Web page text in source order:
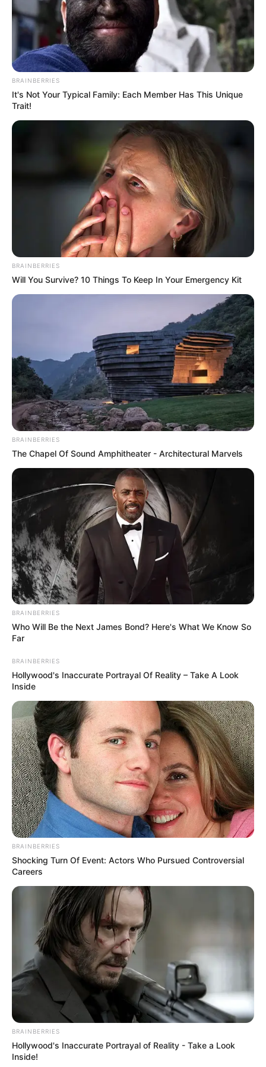
100% Quinté le Direct Course de
CanalTurf
Analyse et Pronostic détaillés du Tiercé Quarté
L’accès au site est 100% gratuit, merci de nous
soutenir avec un petit clic sur un des boutons.
BRAINBERRIES
It's Not Your Typical Family: Each Member Has This Unique
Trait!
BRAINBERRIES
Will You Survive? 10 Things To Keep In Your Emergency Kit
BRAINBERRIES
The Chapel Of Sound Amphitheater - Architectural Marvels
BRAINBERRIES
Who Will Be the Next James Bond? Here's What We Know So
Far
BRAINBERRIES
Hollywood's Inaccurate Portrayal Of Reality – Take A Look
Inside
BRAINBERRIES
Shocking Turn Of Event: Actors Who Pursued Controversial
Careers
BRAINBERRIES
Hollywood's Inaccurate Portrayal of Reality - Take a Look
Inside!